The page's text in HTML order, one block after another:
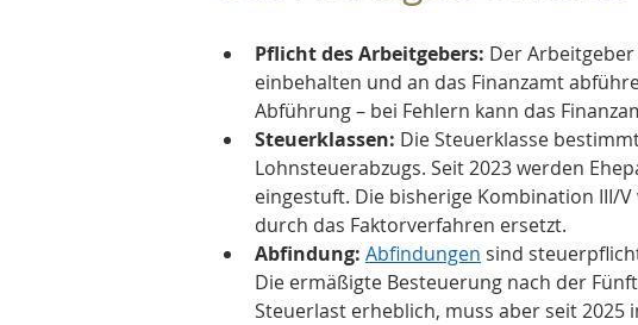
Pflicht des Arbeitgebers: Der
einbehalten und an das Finanzamt
Abführung – bei Fehlern kann das
Steuerklassen: Die Steuerklasse
Lohnsteuerabzugs. Seit 2023 werden
eingestuft. Die bisherige Kombination III/
durch das Faktorverfahren ersetzt.
Abfindung: Abfindungen sind
Die ermäßigte Besteuerung nach der
Steuerlast erheblich, muss aber seit